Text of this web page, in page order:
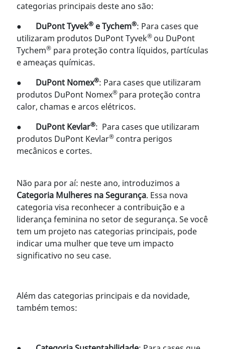
categorias principais deste ano são:
● DuPont Tyvek® e Tychem®: Para cases que
utilizaram produtos DuPontTyvek® ou DuPont
Tychem® para proteção contra líquidos, partículas
e ameaças químicas.
● DuPont Nomex®: Para cases que utilizaram
produtos DuPont Nomex® para proteção contra
calor, chamas e arcos elétricos.
● DuPont Kevlar®: Para cases que utilizaram
produtos DuPont Kevlar® contra perigos
mecânicos e cortes.
Não para por aí: neste ano, introduzimos a
Categoria Mulheres na Segurança. Essa nova
categoria visa reconhecer a contribuição e a
liderança feminina no setor de segurança. Se você
tem um projeto nas categorias principais, pode
indicar uma mulher que teve um impacto
significativo no seu case.
Além das categorias principais e da novidade,
também temos: